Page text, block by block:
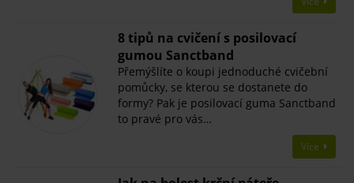
8 tipů na cvičení s posilovací
gumou Sanctband
Přemýšlíte o koupi jednoduché cvičební
pomůcky, se kterou se dostanete do
formy? Pak je posilovací guma Sanctband
to pravé pro vás…
Více